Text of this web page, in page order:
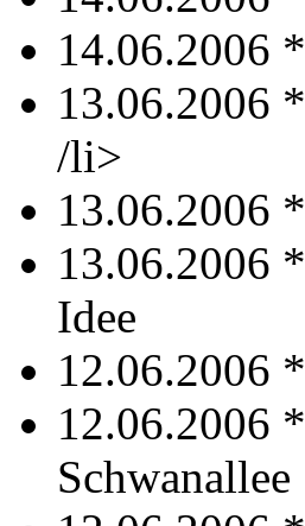
14.06.2006 *
13.06.2006 *
/li>
13.06.2006 *
13.06.2006 *
Idee
12.06.2006 *
12.06.2006 *
Schwanallee